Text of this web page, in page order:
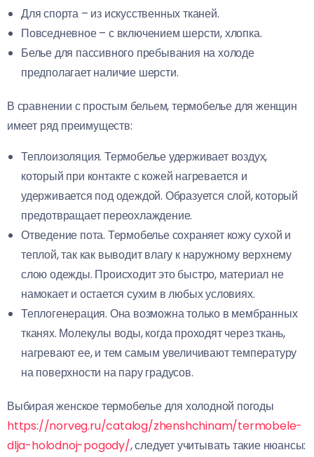
Для спорта – из искусственных тканей.
Повседневное – с включением шерсти, хлопка.
Белье для пассивного пребывания на холоде
предполагает наличие шерсти.
В сравнении с простым бельем, термобелье для женщин
имеет ряд преимуществ:
Теплоизоляция. Термобелье удерживает воздух,
который при контакте с кожей нагревается и
удерживается под одеждой. Образуется слой, который
предотвращает переохлаждение.
Отведение пота. Термобелье сохраняет кожу сухой и
теплой, так как выводит влагу к наружному верхнему
слою одежды. Происходит это быстро, материал не
намокает и остается сухим в любых условиях.
Теплогенерация. Она возможна только в мембранных
тканях. Молекулы воды, когда проходят через ткань,
нагревают ее, и тем самым увеличивают температуру
на поверхности на пару градусов.
Выбирая женское термобелье для холодной погоды
https://norveg.ru/catalog/zhenshchinam/termobele-
dlja-holodnoj-pogody/, следует учитывать такие нюансы: